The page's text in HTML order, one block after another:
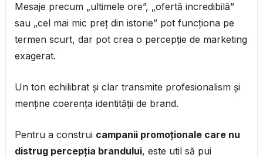
Mesaje precum „ultimele ore”, „ofertă incredibilă”
sau „cel mai mic preț din istorie” pot funcționa pe
termen scurt, dar pot crea o percepție de marketing
exagerat.
Un ton echilibrat și clar transmite profesionalism și
menține coerența identității de brand.
Pentru a construi campanii promoționale care nu
distrug percepția brandului, este util să pui